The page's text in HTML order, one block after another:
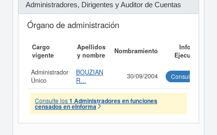
Administradores, Dirigentes y Auditor de Cuentas
Órgano de administración
Cargo
vigente
Apellidos
y nombre
Nombramiento
Informe
Ejecutivo
Administrador
Único
BOUZIAN
R...
30/09/2004 Consultar
Consulte los1 Administradores en funciones
censados en eInforma